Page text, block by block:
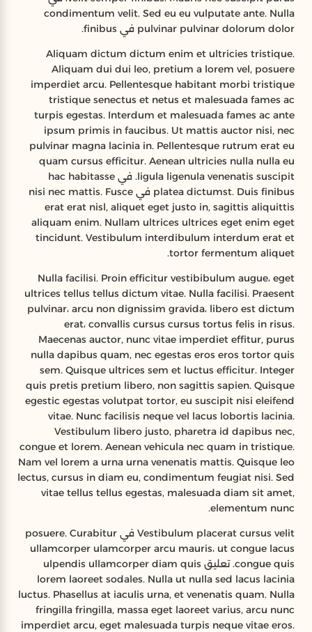
condimentum velit. Sed eu eu vulputate ante. Nulla
pulvinar pulvinar dolorum dolor في finibus.
Aliquam dictum dictum enim et ultricies tristique.
Aliquam dui dui leo, pretium a lorem vel, posuere
imperdiet arcu. Pellentesque habitant morbi tristique
tristique senectus et netus et malesuada fames ac
turpis egestas. Interdum et malesuada fames ac ante
ipsum primis in faucibus. Ut mattis auctor nisi, nec
pulvinar magna lacinia in. Pellentesque rutrum erat eu
quam cursus efficitur. Aenean ultricies nulla nulla eu
ligula ligenula venenatis suscipit. في hac habitasse
platea dictumst. Duis finibus في nisi nec mattis. Fusce
erat erat nisl, aliquet eget justo in, sagittis aliquittis
aliquam enim. Nullam ultrices ultrices eget enim eget
tincidunt. Vestibulum interdibulum interdum erat et
tortor fermentum aliquet.
Nulla facilisi. Proin efficitur vestibibulum augue، eget
ultrices tellus tellus dictum vitae. Nulla facilisi. Praesent
pulvinar، arcu non dignissim gravida، libero est dictum
erat، convallis cursus cursus tortus felis in risus.
Maecenas auctor, nunc vitae imperdiet effitur, purus
nulla dapibus quam, nec egestas eros eros tortor quis
sem. Quisque ultrices sem et luctus efficitur. Integer
quis pretis pretium libero, non sagittis sapien. Quisque
egestic egestas volutpat tortor, eu suscipit nisi eleifend
vitae. Nunc facilisis neque vel lacus lobortis lacinia.
Vestibulum libero justo, pharetra id dapibus nec,
congue et lorem. Aenean vehicula nec quam in tristique.
Nam vel lorem a urna urna venenatis mattis. Quisque leo
lectus, cursus in diam eu, condimentum feugiat nisi. Sed
vitae tellus tellus egestas, malesuada diam sit amet,
elementum nunc.
Vestibulum placerat cursus velit في posuere. Curabitur
ullamcorper ulamcorper arcu mauris، ut congue lacus
congue quis. تعليق ulpendis ullamcorper diam quis
lorem laoreet sodales. Nulla ut nulla sed lacus lacinia
luctus. Phasellus at iaculis urna, et venenatis quam. Nulla
fringilla fringilla, massa eget laoreet varius, arcu nunc
imperdiet arcu, eget malesuada turpis neque vitae eros.